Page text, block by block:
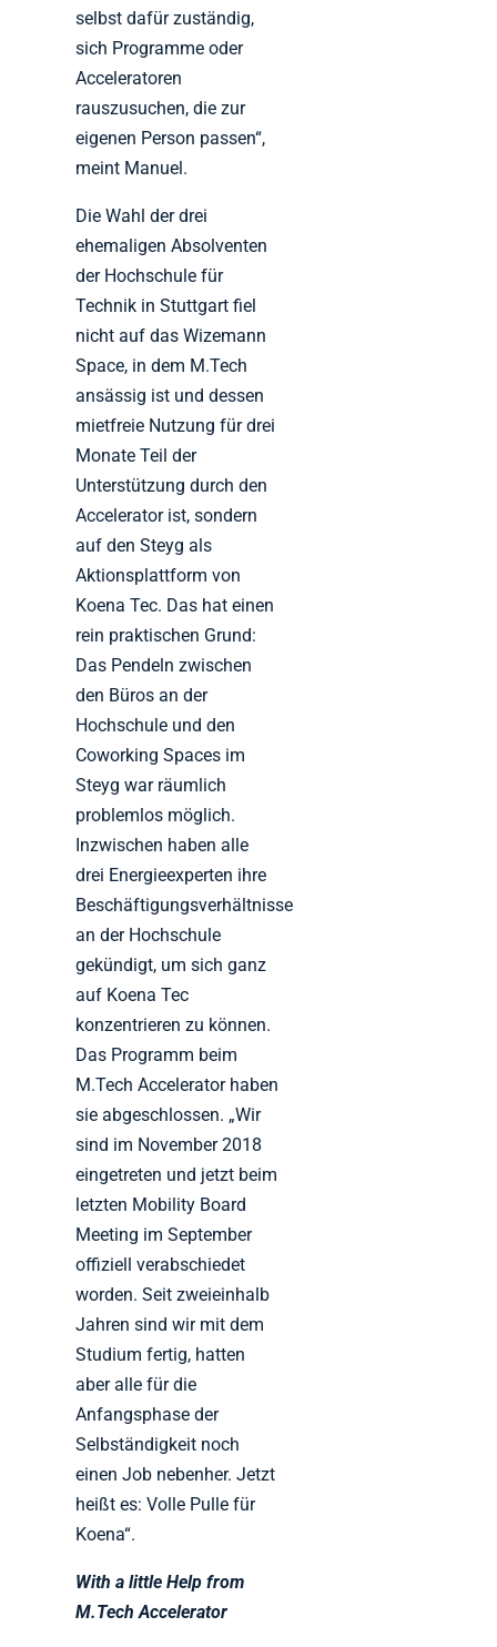
selbst dafür zuständig,
sich Programme oder
Acceleratoren
rauszusuchen, die zur
eigenen Person passen“,
meint Manuel.
Die Wahl der drei
ehemaligen Absolventen
der Hochschule für
Technik in Stuttgart fiel
nicht auf das Wizemann
Space, in dem M.Tech
ansässig ist und dessen
mietfreie Nutzung für drei
Monate Teil der
Unterstützung durch den
Accelerator ist, sondern
auf den Steyg als
Aktionsplattform von
Koena Tec. Das hat einen
rein praktischen Grund:
Das Pendeln zwischen
den Büros an der
Hochschule und den
Coworking Spaces im
Steyg war räumlich
problemlos möglich.
Inzwischen haben alle
drei Energieexperten ihre
Beschäftigungsverhältnisse
an der Hochschule
gekündigt, um sich ganz
auf Koena Tec
konzentrieren zu können.
Das Programm beim
M.Tech Accelerator haben
sie abgeschlossen. „Wir
sind im November 2018
eingetreten und jetzt beim
letzten Mobility Board
Meeting im September
offiziell verabschiedet
worden. Seit zweieinhalb
Jahren sind wir mit dem
Studium fertig, hatten
aber alle für die
Anfangsphase der
Selbständigkeit noch
einen Job nebenher. Jetzt
heißt es: Volle Pulle für
Koena“.
With a little Help from
M.Tech Accelerator